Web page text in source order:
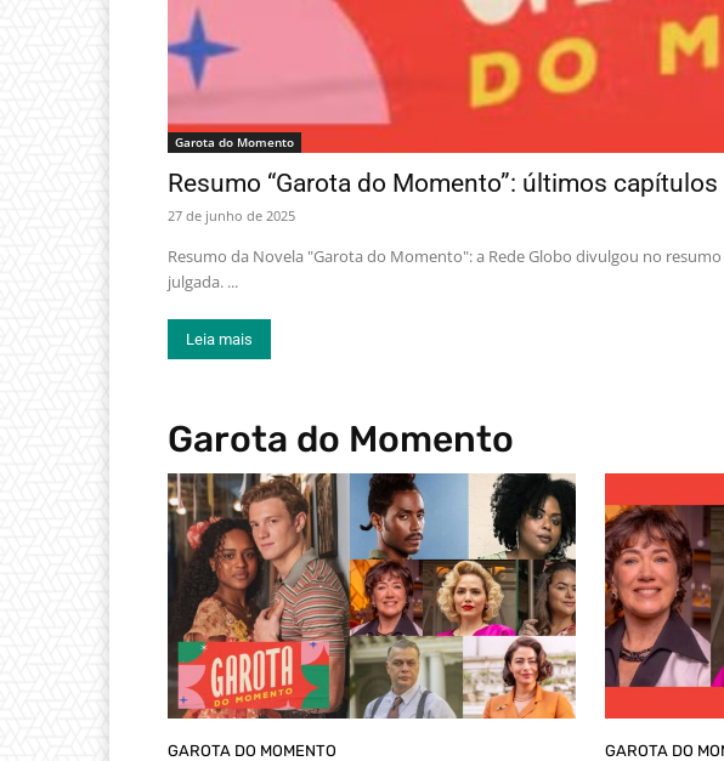
Garota do Momento
Resumo “Garota do Momento”: últimos
27 de junho de 2025
Resumo da Novela "Garota do Momento": a Rede Globo divulgou no
julgada. ...
Leia mais
Garota do Momento
GAROTA DO MOMENTO GAROTA DO